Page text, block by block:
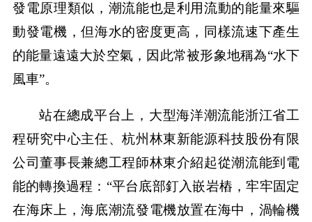
發電原理類似，潮流能也是利用流動的能量來驅
動發電機，但海水的密度更高，同樣流速下產生
的能量遠遠大於空氣，因此常被形象地稱為“水下
風車”。
站在總成平台上，大型海洋潮流能浙江省工
程研究中心主任、杭州林東新能源科技股份有限
公司董事長兼總工程師林東介紹起從潮流能到電
能的轉換過程：“平台底部釘入嵌岩樁，牢牢固定
在海床上，海底潮流發電機放置在海中，渦輪機